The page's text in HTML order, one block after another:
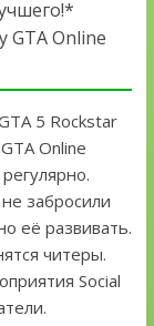
GTA Online
5 Rockstar
Online
забросили
её развивать.
читеры.
Social